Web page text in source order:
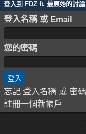
登入到 FDZ ft. 最原始的討
登入名稱 或 Email
您的密碼
忘記 登入名稱 或 密碼
註冊一個新帳戶